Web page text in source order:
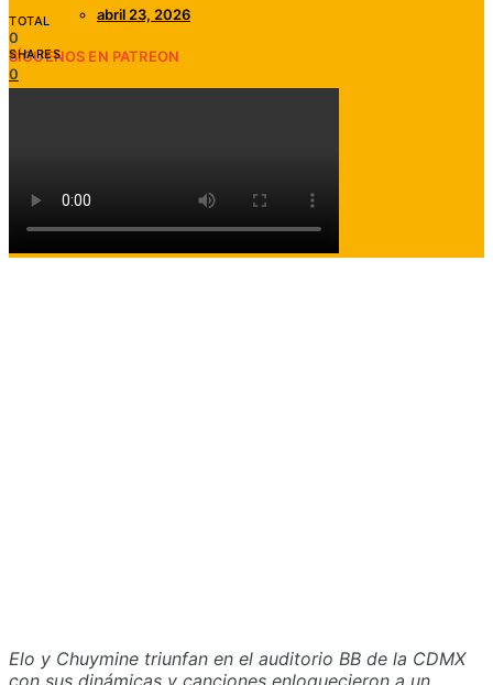
abril 23, 2026
SÍGUENOS EN PATREON
TOTAL
0
SHARES
0
Elo y Chuymine triunfan en el auditorio BB de la CDMX
con sus dinámicas y canciones enloquecieron a un